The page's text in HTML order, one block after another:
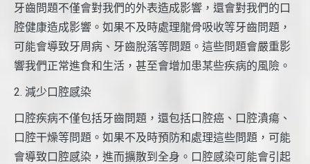
牙齒問題不僅會對我們的外表造成影響，還會對我們的口
腔健康造成影響。如果不及時處理龍骨吸收等牙齒問題，
可能會導致牙周病、牙齒脫落等問題。這些問題會嚴重影
響我們正常進食和生活，甚至會增加患某些疾病的風險。
2. 減少口腔感染
口腔疾病不僅包括牙齒問題，還包括口腔癌、口腔潰瘍、
口腔干燥等問題。如果不及時預防和處理這些問題，可能
會導致口腔感染，進而擴散到全身。口腔感染可能會引起